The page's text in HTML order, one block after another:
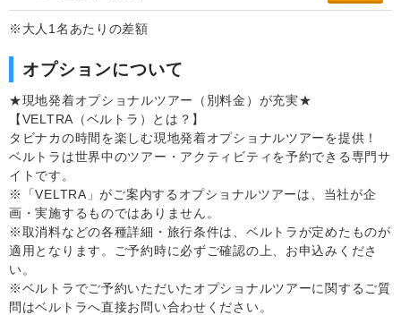
※大人1名あたりの差額
オプションについて
★現地発着オプショナルツアー（別料金）が充実★
【VELTRA（ベルトラ）とは？】
タビナカの時間を楽しむ現地発着オプショナルツアーを提供！
ベルトラは世界中のツアー・アクティビティを予約できる専門サ
イトです。
※「VELTRA」がご案内するオプショナルツアーは、当社が企
画・実施するものではありません。
※取消料などの各種詳細・旅行条件は、ベルトラが定めたものが
適用となります。ご予約時に必ずご確認の上、お申込みくださ
い。
※ベルトラでご予約いただいたオプショナルツアーに関するご質
問はベルトラへ直接お問い合わせください。